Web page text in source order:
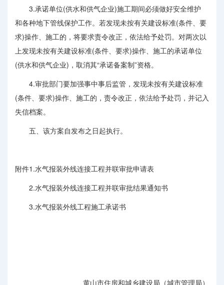
3.承诺单位(供水和供气企业)施工期间必须做好安全维护
和各种地下管线保护工作。若发现未按有关建设标准(条件、要
求)操作、施工的，将要求责令改正，依法给予处罚。对两次以
上发现未按有关建设标准(条件、要求)操作、施工的承诺单位
(供水和供气企业)，取消其“承诺备案制”资格。
4.审批部门要加强事中事后监管，发现未按有关建设标准
(条件、要求)操作、施工的，责令改正，依法给予处罚，并记入
失信档案。
五、该方案自发布之日起执行。
附件1.水气报装外线连接工程并联审批申请表
2.水气报装外线连接工程并联审批结果通知书
3.水气报装外线工程施工承诺书
黄山市住房和城乡建设局（城市管理局）